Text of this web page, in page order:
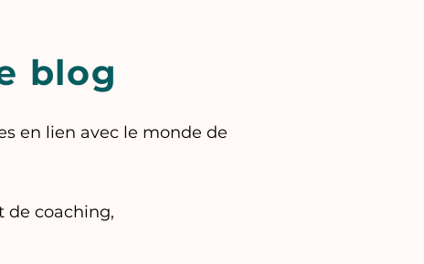
blog
en lien avec le monde de
de coaching,